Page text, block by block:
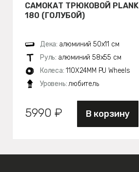
САМОКАТ ТРЮКОВОЙ PLANK
180 (ГОЛУБОЙ)
Дека: алюминий 50х11 см
Руль: алюминий 58х55 см
Колеса: 110X24MM PU Wheels
Уровень:любитель
5990 ₽ В корзину